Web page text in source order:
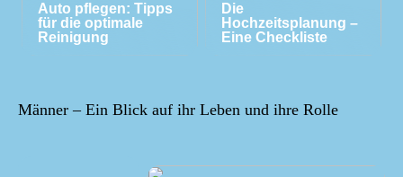
Auto pflegen: Tipps
für die optimale
Reinigung
Die
Hochzeitsplanung –
Eine Checkliste
Männer – Ein Blick auf ihr Leben und ihre Rolle